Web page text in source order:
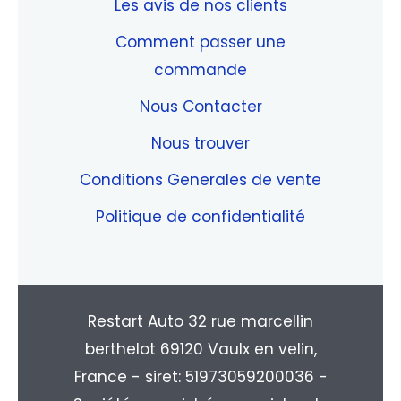
Les avis de nos clients
Comment passer une
commande
Nous Contacter
Nous trouver
Conditions Generales de vente
Politique de confidentialité
Restart Auto 32 rue marcellin
berthelot 69120 Vaulx en velin,
France - siret: 51973059200036 -